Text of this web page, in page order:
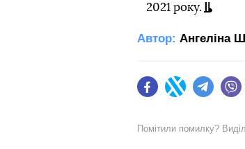
2021 року.
Автор: Ангеліна
FacebookTwitter
Помітили помилку?